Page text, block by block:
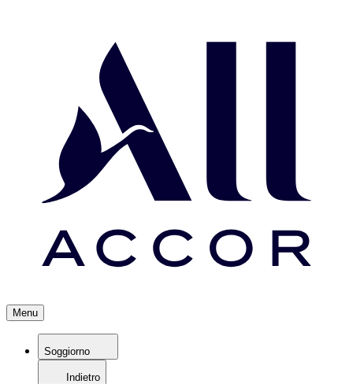
Menu
Soggiorno
Indietro